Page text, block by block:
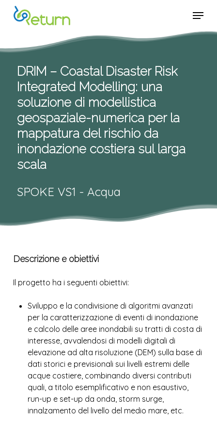
Menu
DRIM – Coastal Disaster Risk
Integrated Modelling: una
soluzione di modellistica
geospaziale-numerica per la
mappatura del rischio da
inondazione costiera sul larga
scala
SPOKE VS1 - Acqua
Descrizione e obiettivi
Il progetto ha i seguenti obiettivi:
Sviluppo e la condivisione di algoritmi avanzati
per la caratterizzazione di eventi di inondazione
e calcolo delle aree inondabili su tratti di costa di
interesse, avvalendosi di modelli digitali di
elevazione ad alta risoluzione (DEM) sulla base di
dati storici e previsionali sui livelli estremi delle
acque costiere, combinando diversi contributi
quali, a titolo esemplificativo e non esaustivo,
run-up e set-up da onda, storm surge,
innalzamento del livello del medio mare, etc.